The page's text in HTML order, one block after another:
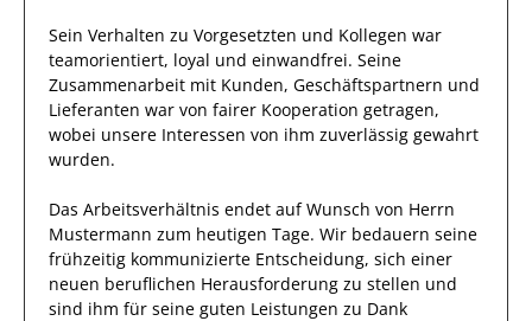
Sein Verhalten zu Vorgesetzten und Kollegen war
teamorientiert, loyal und einwandfrei. Seine
Zusammenarbeit mit Kunden, Geschäftspartnern und
Lieferanten war von fairer Kooperation getragen,
wobei unsere Interessen von ihm zuverlässig gewahrt
wurden.
Das Arbeitsverhältnis endet auf Wunsch von Herrn
Mustermann zum heutigen Tage. Wir bedauern seine
frühzeitig kommunizierte Entscheidung, sich einer
neuen beruflichen Herausforderung zu stellen und
sind ihm für seine guten Leistungen zu Dank